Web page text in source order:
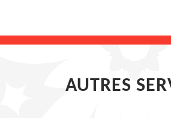
AUTRES